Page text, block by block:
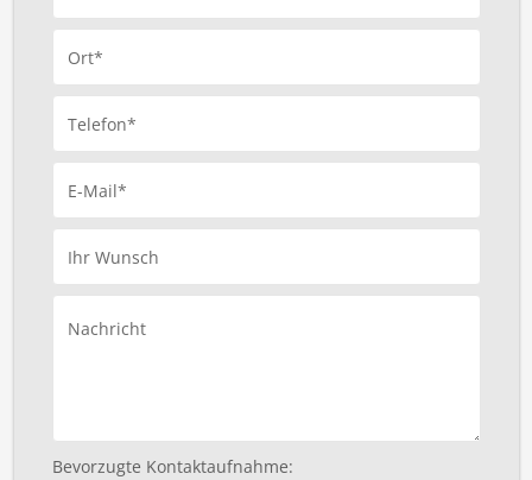
Ort*
Telefon*
E-Mail*
Ihr Wunsch
Nachricht
Bevorzugte Kontaktaufnahme: